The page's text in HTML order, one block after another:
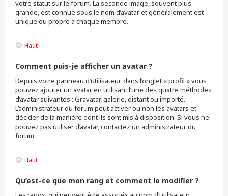
votre statut sur le forum. La seconde image, souvent plus
grande, est connue sous le nom d’avatar et généralement est
unique ou propre à chaque membre.
Haut
Comment puis-je afficher un avatar ?
Depuis votre panneau d’utilisateur, dans l’onglet « profil » vous
pouvez ajouter un avatar en utilisant l’une des quatre méthodes
d’avatar suivantes : Gravatar, galerie, distant ou importé.
L’administrateur du forum peut activer ou non les avatars et
décider de la manière dont ils sont mis à disposition. Si vous ne
pouvez pas utiliser d’avatar, contactez un administrateur du
forum.
Haut
Qu’est-ce que mon rang et comment le modifier ?